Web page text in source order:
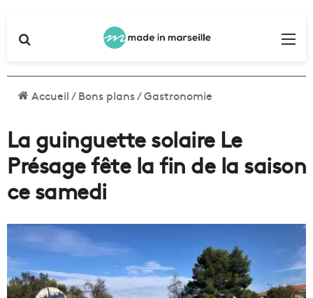
Accueil/Bons plans/Gastronomie
La guinguette solaire Le
Présage fête la fin de la saison
ce samedi